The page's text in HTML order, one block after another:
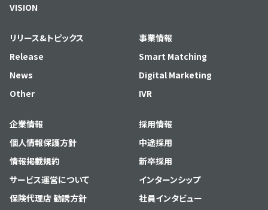
VISION
リリース&トピックス
Release
News
Other
事業情報
Smart Matching
Digital Marketing
IVR
企業情報
個人情報保護方針
情報掲載規約
サービス運営について
保険代理店 勧誘方針
採用情報
中途採用
新卒採用
インターンシップ
社員インタビュー